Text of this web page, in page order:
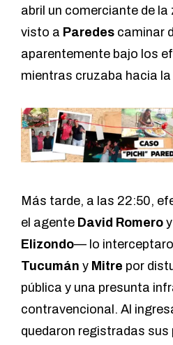
abril un comerciante de
visto a Paredes caminar
aparentemente bajo los
mientras cruzaba hacia
Más tarde, a las 22:50,
el agente David Romero
Elizondo— lo
Tucumán y Mitre por
pública y una presunta
contravencional. Al
quedaron registradas sus